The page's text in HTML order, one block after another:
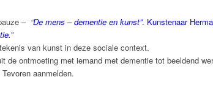
– “De mens – dementie en kunst”. Kunstenaar
van kunst in deze sociale context.
de ontmoeting met iemand met dementie tot beeldend
aanmelden.